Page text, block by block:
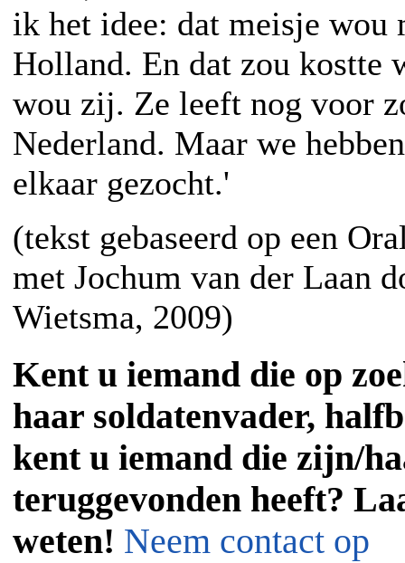
ik het idee: dat meisje wou
Holland. En dat zou kostte
wou zij. Ze leeft nog voor
Nederland. Maar we
elkaar gezocht.'
(tekst gebaseerd op een
met Jochum van der Laan
Wietsma, 2009)
Kent u iemand die op
haar soldatenvader,
kent u iemand die zijn/
teruggevonden heeft?
weten! Neem contact op